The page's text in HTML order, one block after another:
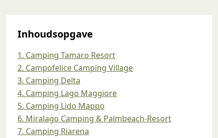
Inhoudsopgave
1. Camping Tamaro Resort
2. Campofelice Camping Village
3. Camping Delta
4. Camping Lago Maggiore
5. Camping Lido Mappo
6. Miralago Camping & Palmbeach-Resort
7. Camping Riarena